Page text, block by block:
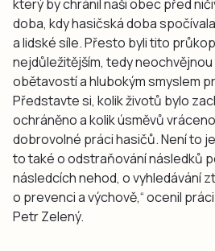
který by chránil naši obec před
doba, kdy hasičská doba
a lidské síle. Přesto byli tito
nejdůležitějším, tedy
obětavostí a hlubokým smyslem
Představte si, kolik životů bylo
ochráněno a kolik úsměvů
dobrovolné práci hasičů. Není to
to také o odstraňování následků
následcích nehod, o vyhledávání
o prevenci a výchově,“ ocenil
Petr Zelený.